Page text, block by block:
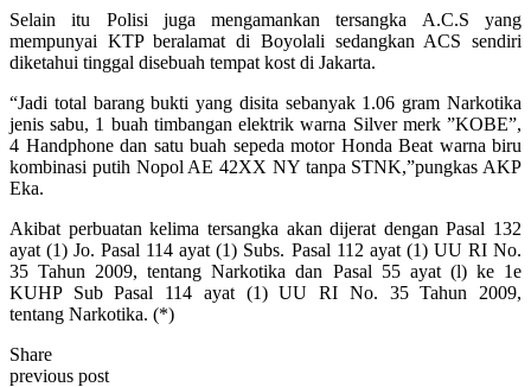
Selain itu Polisi juga mengamankan tersangka A.C.S yang
mempunyai KTP beralamat di Boyolali sedangkan ACS sendiri
diketahui tinggal disebuah tempat kost di Jakarta.
“Jadi total barang bukti yang disita sebanyak 1.06 gram Narkotika
jenis sabu, 1 buah timbangan elektrik warna Silver merk ”KOBE”,
4 Handphone dan satu buah sepeda motor Honda Beat warna biru
kombinasi putih Nopol AE 42XX NY tanpa STNK,”pungkas AKP
Eka.
Akibat perbuatan kelima tersangka akan dijerat dengan Pasal 132
ayat (1) Jo. Pasal 114 ayat (1) Subs. Pasal 112 ayat (1) UU RI No.
35 Tahun 2009, tentang Narkotika dan Pasal 55 ayat (l) ke 1e
KUHP Sub Pasal 114 ayat (1) UU RI No. 35 Tahun 2009,
tentang Narkotika. (*)
Share
previous post